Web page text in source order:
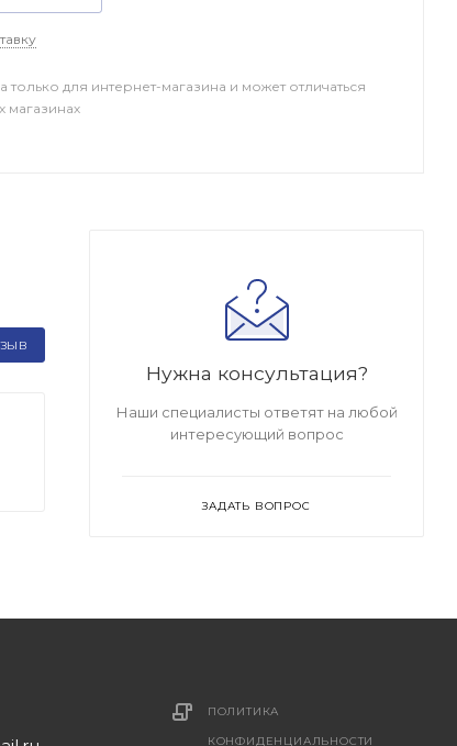
только для интернет-магазина и может отличаться
магазинах
Нужна консультация?
Наши специалисты ответят на любой
интересующий вопрос
ЗАДАТЬ ВОПРОС
ПОЛИТИКА
КОНФИДЕНЦИАЛЬНОСТИ